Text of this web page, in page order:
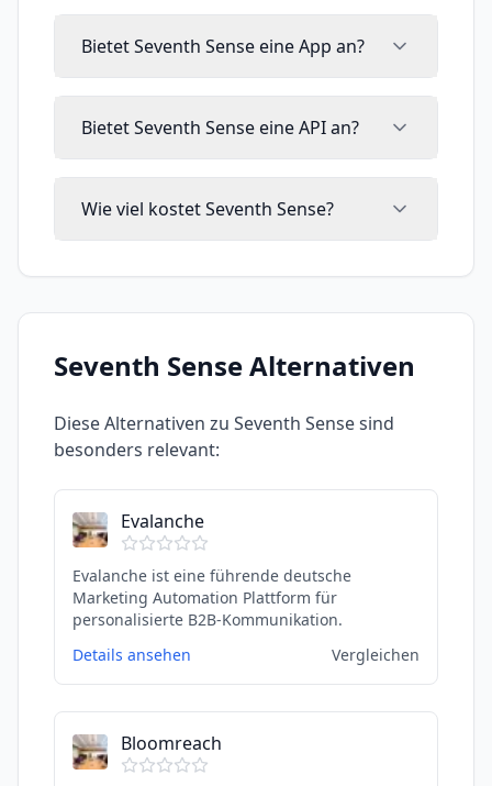
Bietet Seventh Sense eine App an?
Bietet Seventh Sense eine API an?
Wie viel kostet Seventh Sense?
Seventh SenseAlternativen
Diese Alternativen zu Seventh Sensesind
besonders relevant:
Evalanche
Evalanche ist eine führende deutsche
Marketing Automation Plattform für
personalisierte B2B-Kommunikation.
Details ansehen
Vergleichen
Bloomreach